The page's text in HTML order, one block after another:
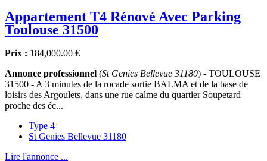
Appartement T4 Rénové Avec Parking
Toulouse 31500
Prix : 184,000.00 €
Annonce professionnel (St Genies Bellevue 31180) - TOULOUSE
31500 - A 3 minutes de la rocade sortie BALMA et de la base de
loisirs des Argoulets, dans une rue calme du quartier Soupetard
proche des éc...
Type 4
St Genies Bellevue 31180
Lire l'annonce ...